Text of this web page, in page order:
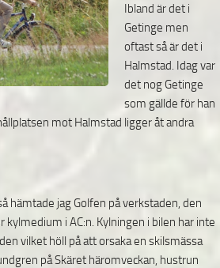
Ibland är det i
Getinge men
oftast så är det i
Halmstad. Idag var
det nog Getinge
som gällde för han
mot Halmstad ligger åt andra
hämtade jag Golfen på verkstaden, den
kylmedium i AC:n. Kylningen i bilen har inte
vilket höll på att orsaka en skilsmässa
på Skäret häromveckan, hustrun